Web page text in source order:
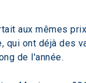
aux mêmes
qui ont déjà des
de l'année.